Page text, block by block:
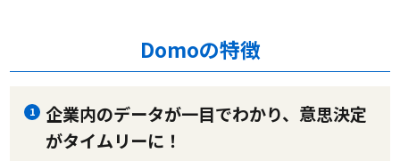
Domoの特徴
1
企業内のデータが一目でわかり、意思決定
がタイムリーに！